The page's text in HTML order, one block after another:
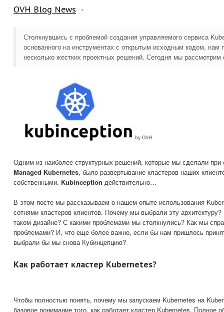
OVH Blog News
Столкнувшись с проблемой создания управляемого сервиса
основанного на инструментах с открытым исходным кодом, нам
несколько жестких проектных решений. Сегодня мы
Одним из наиболее структурных решений, которые мы сделали при
Managed Kubernetes, было развертывание кластеров наших
собственными. Kubinception действительно…
В этом посте мы рассказываем о нашем опыте использования
сотнями кластеров клиентов. Почему мы выбрали эту
таком дизайне? С какими проблемами мы столкнулись? Как мы
проблемами? И, что еще более важно, если бы нам пришлось
выбрали бы мы снова Кубинцепцию?
Как работает кластер Kubernetes?
Чтобы полностью понять, почему мы запускаем Kubernetes на
базовое понимание того, как работает кластер Kubernetes. Полное